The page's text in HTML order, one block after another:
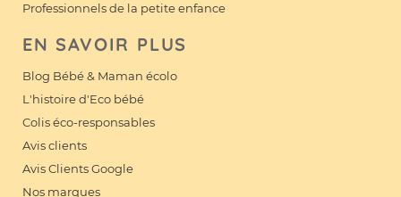
Professionnels de la petite enfance
EN SAVOIR PLUS
Blog Bébé & Maman écolo
L'histoire d'Eco bébé
Colis éco-responsables
Avis clients
Avis Clients Google
Nos marques